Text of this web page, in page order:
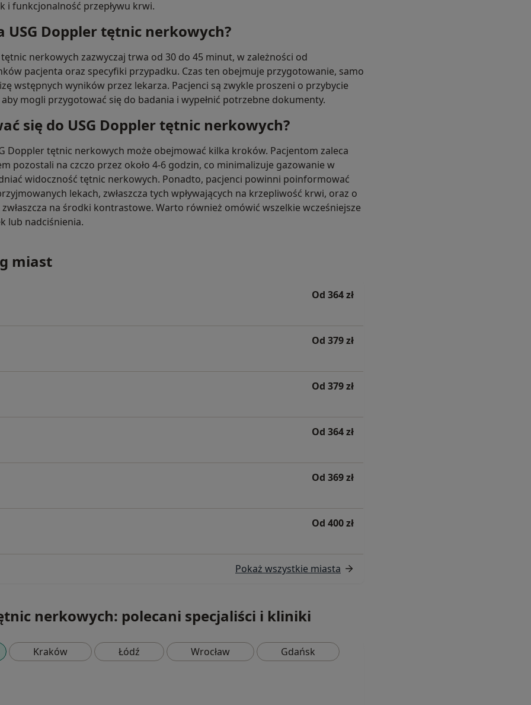
i funkcjonalność przepływu krwi.
USG Doppler tętnic nerkowych?
nerkowych zazwyczaj trwa od 30 do 45 minut, w zależności od
pacjenta oraz specyfiki przypadku. Czas ten obejmuje przygotowanie, samo
wstępnych wyników przez lekarza. Pacjenci są zwykle proszeni o przybycie
mogli przygotować się do badania i wypełnić potrzebne dokumenty.
się do USG Doppler tętnic nerkowych?
Doppler tętnic nerkowych może obejmować kilka kroków. Pacjentom zaleca
pozostali na czczo przez około 4-6 godzin, co minimalizuje gazowanie w
widoczność tętnic nerkowych. Ponadto, pacjenci powinni poinformować
lekach, zwłaszcza tych wpływających na krzepliwość krwi, oraz o
na środki kontrastowe. Warto również omówić wszelkie wcześniejsze
lub nadciśnienia.
miast
Od 364 zł
Od 379 zł
Od 379 zł
Od 364 zł
Od 369 zł
Od 400 zł
Pokaż wszystkie miasta
nerkowych: polecani specjaliści i kliniki
Kraków Łódź Wrocław Gdańsk